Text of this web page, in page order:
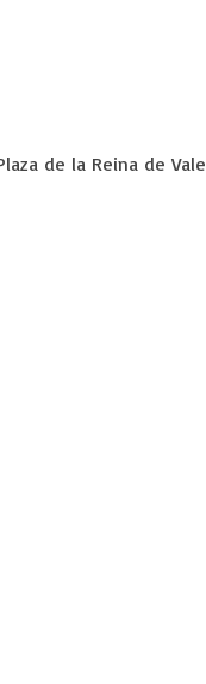
de la Reina de